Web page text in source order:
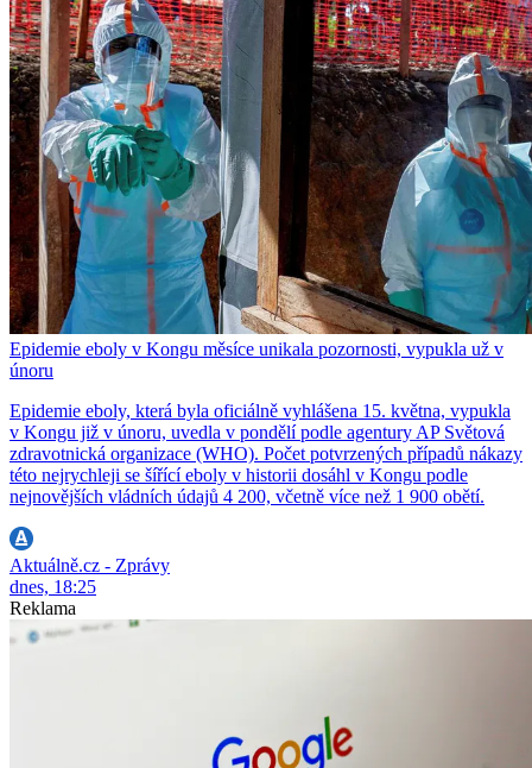
Epidemie eboly v Kongu měsíce unikala pozornosti, vypukla už v
únoru
Epidemie eboly, která byla oficiálně vyhlášena 15. května, vypukla
v Kongu již v únoru, uvedla v pondělí podle agentury AP Světová
zdravotnická organizace (WHO). Počet potvrzených případů nákazy
této nejrychleji se šířící eboly v historii dosáhl v Kongu podle
nejnovějších vládních údajů 4 200, včetně více než 1 900 obětí.
Aktuálně.cz - Zprávy
dnes, 18:25
Reklama